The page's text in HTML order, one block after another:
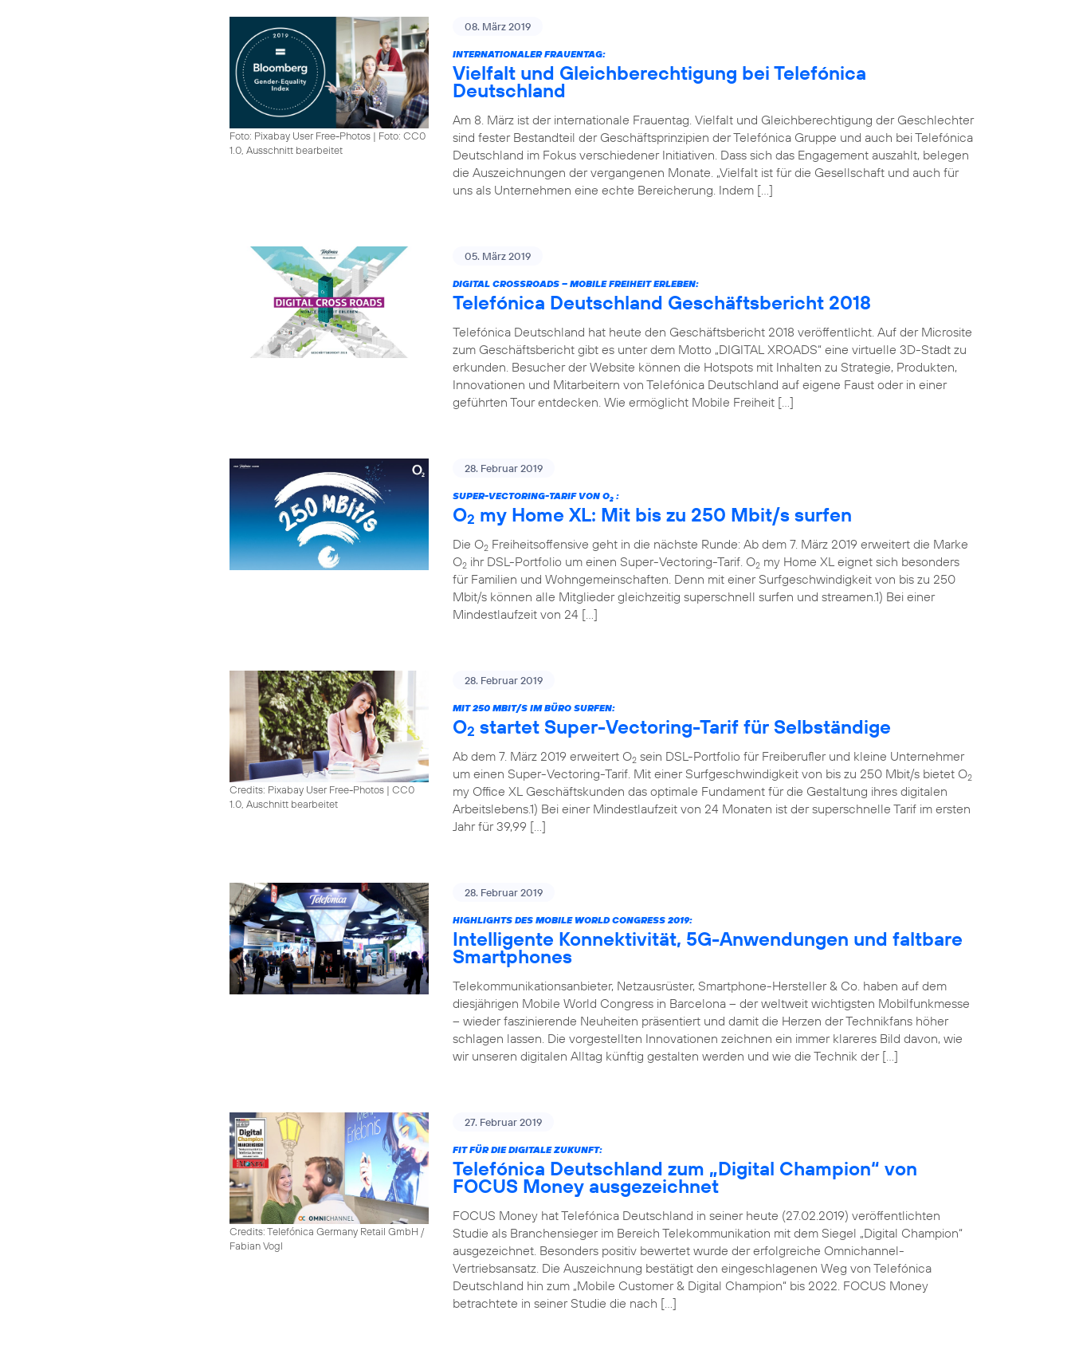
Foto: Pixabay User Free-Photos | Foto: CC0
1.0, Ausschnitt bearbeitet
08. März 2019
INTERNATIONALER FRAUENTAG:
Vielfalt und Gleichberechtigung bei Telefónica
Deutschland
Am 8. März ist der internationale Frauentag. Vielfalt und Gleichberechtigung der Geschlechter
sind fester Bestandteil der Geschäftsprinzipien der Telefónica Gruppe und auch bei Telefónica
Deutschland im Fokus verschiedener Initiativen. Dass sich das Engagement auszahlt, belegen
die Auszeichnungen der vergangenen Monate. „Vielfalt ist für die Gesellschaft und auch für
uns als Unternehmen eine echte Bereicherung. Indem […]
05. März 2019
DIGITAL CROSSROADS – MOBILE FREIHEIT ERLEBEN:
Telefónica Deutschland Geschäftsbericht 2018
Telefónica Deutschland hat heute den Geschäftsbericht 2018 veröffentlicht. Auf der Microsite
zum Geschäftsbericht gibt es unter dem Motto „DIGITAL XROADS“ eine virtuelle 3D-Stadt zu
erkunden. Besucher der Website können die Hotspots mit Inhalten zu Strategie, Produkten,
Innovationen und Mitarbeitern von Telefónica Deutschland auf eigene Faust oder in einer
geführten Tour entdecken. Wie ermöglicht Mobile Freiheit […]
28. Februar 2019
SUPER-VECTORING-TARIF VON O2 :
O2 my Home XL: Mit bis zu 250 Mbit/s surfen
Die O2 Freiheitsoffensive geht in die nächste Runde: Ab dem 7. März 2019 erweitert die Marke
O2 ihr DSL-Portfolio um einen Super-Vectoring-Tarif. O2 my Home XL eignet sich besonders
für Familien und Wohngemeinschaften. Denn mit einer Surfgeschwindigkeit von bis zu 250
Mbit/s können alle Mitglieder gleichzeitig superschnell surfen und streamen.1) Bei einer
Mindestlaufzeit von 24 […]
Credits: Pixabay User Free-Photos | CC0
1.0, Auschnitt bearbeitet
28. Februar 2019
MIT 250 MBIT/S IM BÜRO SURFEN:
O2 startet Super-Vectoring-Tarif für Selbständige
Ab dem 7. März 2019 erweitert O2 sein DSL-Portfolio für Freiberufler und kleine Unternehmer
um einen Super-Vectoring-Tarif. Mit einer Surfgeschwindigkeit von bis zu 250 Mbit/s bietet O2
my Office XL Geschäftskunden das optimale Fundament für die Gestaltung ihres digitalen
Arbeitslebens.1) Bei einer Mindestlaufzeit von 24 Monaten ist der superschnelle Tarif im ersten
Jahr für 39,99 […]
28. Februar 2019
HIGHLIGHTS DES MOBILE WORLD CONGRESS 2019:
Intelligente Konnektivität, 5G-Anwendungen und faltbare
Smartphones
Telekommunikationsanbieter, Netzausrüster, Smartphone-Hersteller & Co. haben auf dem
diesjährigen Mobile World Congress in Barcelona – der weltweit wichtigsten Mobilfunkmesse
– wieder faszinierende Neuheiten präsentiert und damit die Herzen der Technikfans höher
schlagen lassen. Die vorgestellten Innovationen zeichnen ein immer klareres Bild davon, wie
wir unseren digitalen Alltag künftig gestalten werden und wie die Technik der […]
Credits: Telefónica Germany Retail GmbH /
Fabian Vogl
27. Februar 2019
FIT FÜR DIE DIGITALE ZUKUNFT:
Telefónica Deutschland zum „Digital Champion“ von
FOCUS Money ausgezeichnet
FOCUS Money hat Telefónica Deutschland in seiner heute (27.02.2019) veröffentlichten
Studie als Branchensieger im Bereich Telekommunikation mit dem Siegel „Digital Champion“
ausgezeichnet. Besonders positiv bewertet wurde der erfolgreiche Omnichannel-
Vertriebsansatz. Die Auszeichnung bestätigt den eingeschlagenen Weg von Telefónica
Deutschland hin zum „Mobile Customer & Digital Champion“ bis 2022. FOCUS Money
betrachtete in seiner Studie die nach […]